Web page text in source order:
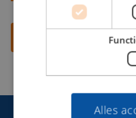
Contact
Alles